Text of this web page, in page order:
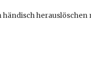
herauslöschen